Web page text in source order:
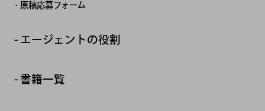
原稿応募フォーム
エージェントの役割
書籍一覧